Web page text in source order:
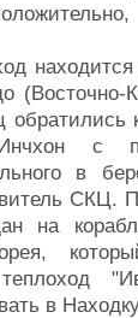
обратились
с
в
СКЦ.
на
в